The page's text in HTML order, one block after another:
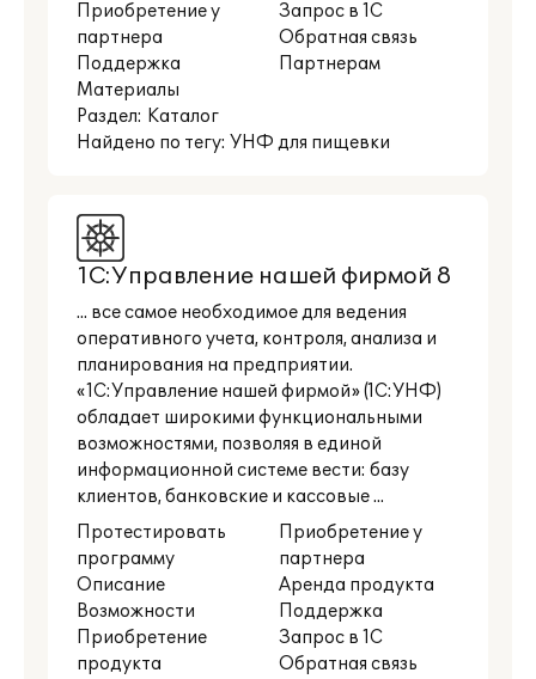
Приобретение у
партнера
Поддержка
Материалы
Запрос в 1С
Обратная связь
Партнерам
Раздел: Каталог
Найдено по тегу: УНФ для пищевки
1С:Управление нашей фирмой 8
... все самое необходимое для ведения
оперативного учета, контроля, анализа и
планирования на предприятии.
«1С:Управление нашей фирмой» (1С:УНФ)
обладает широкими функциональными
возможностями, позволяя в единой
информационной системе вести: базу
клиентов, банковские и кассовые ...
Протестировать
программу
Описание
Возможности
Приобретение
продукта
Приобретение у
партнера
Аренда продукта
Поддержка
Запрос в 1С
Обратная связь